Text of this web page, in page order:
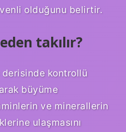
olduğunu belirtir.
takılır?
derisinde kontrollü
büyüme
ve minerallerin
ulaşmasını